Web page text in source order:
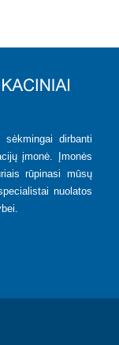
dirbanti
įmonė. Įmonės
rūpinasi mūsų
nuolatos